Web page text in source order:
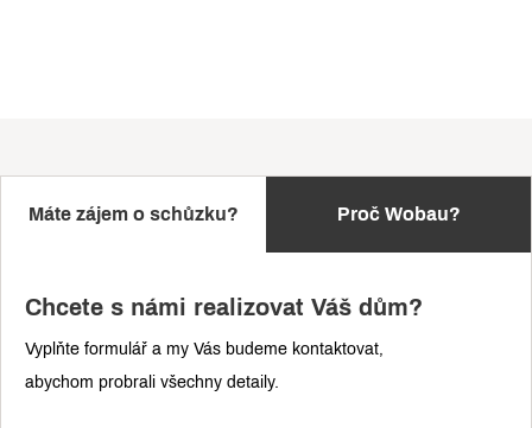
Máte zájem o schůzku? Proč Wobau?
Chcete s námi realizovat Váš dům?
Vyplňte formulář a my Vás budeme kontaktovat,
abychom probrali všechny detaily.